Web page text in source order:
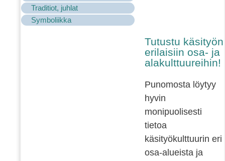
Traditiot, juhlat
Symboliikka
Tutustu käsityön
erilaisiin osa- ja
alakulttuureihin!
Punomosta löytyy
hyvin
monipuolisesti
tietoa
käsityökulttuurin eri
osa-alueista ja